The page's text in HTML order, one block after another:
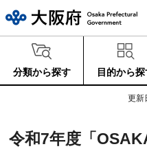
分類から探す 目的から探
更新
令和7年度「